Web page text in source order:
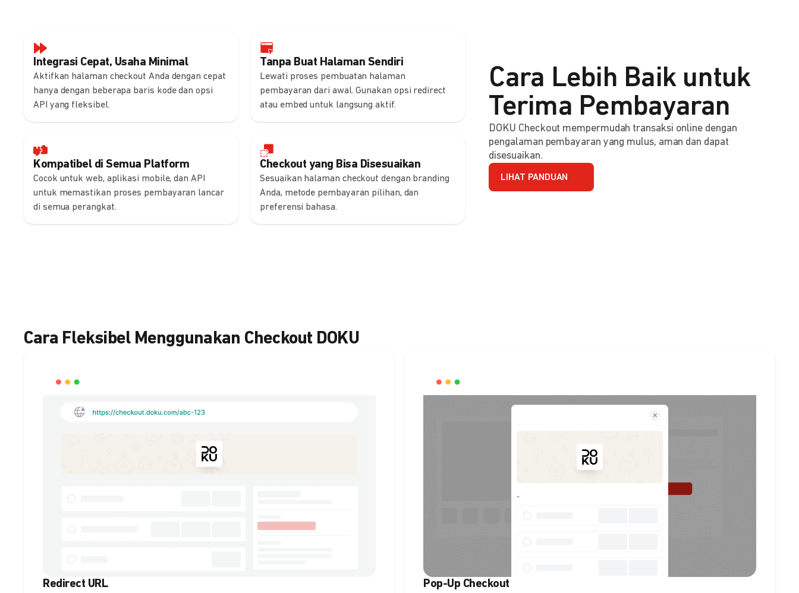
Integrasi Cepat, Usaha Minimal
Aktifkan halaman checkout Anda dengan cepat
hanya dengan beberapa baris kode dan opsi
API yang fleksibel.
Tanpa Buat Halaman Sendiri
Lewati proses pembuatan halaman
pembayaran dari awal. Gunakan opsi redirect
atau embed untuk langsung aktif.
Kompatibel di Semua Platform
Cocok untuk web, aplikasi mobile, dan API
untuk memastikan proses pembayaran lancar
di semua perangkat.
Checkout yang Bisa Disesuaikan
Sesuaikan halaman checkout dengan branding
Anda, metode pembayaran pilihan, dan
preferensi bahasa.
Cara Lebih Baik untuk
Terima Pembayaran
DOKU Checkout mempermudah transaksi online dengan
pengalaman pembayaran yang mulus, aman dan dapat
disesuaikan.
LIHAT PANDUAN
Cara Fleksibel Menggunakan Checkout DOKU
Redirect URL Pop-Up Checkout